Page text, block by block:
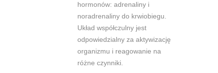
hormonów: adrenaliny i
noradrenaliny do krwiobiegu.
Układ współczulny jest
odpowiedzialny za aktywizację
organizmu i reagowanie na
różne czynniki.